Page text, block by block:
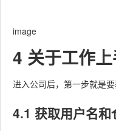
image
4 关于工作
进入公司后，第一步就是
4.1 获取用户名和